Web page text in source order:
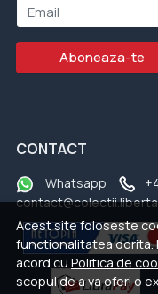
Acest site foloseste
functionalitatea dorita.
acord cu Politica de
scopul de a va oferi o
Email
Aboneaza-te
CONTACT
Whatsapp